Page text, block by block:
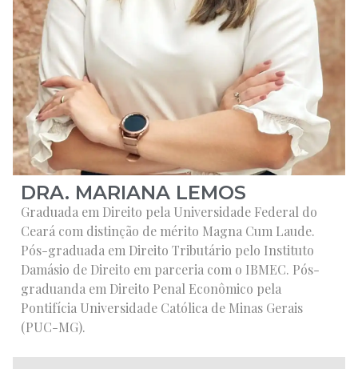
DRA. MARIANA LEMOS
Graduada em Direito pela Universidade Federal do
Ceará com distinção de mérito Magna Cum Laude.
Pós-graduada em Direito Tributário pelo Instituto
Damásio de Direito em parceria com o IBMEC. Pós-
graduanda em Direito Penal Econômico pela
Pontifícia Universidade Católica de Minas Gerais
(PUC-MG).